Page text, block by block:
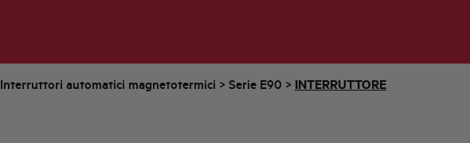
Interruttori automatici magnetotermici > Serie E90 > INTERRUTTORE